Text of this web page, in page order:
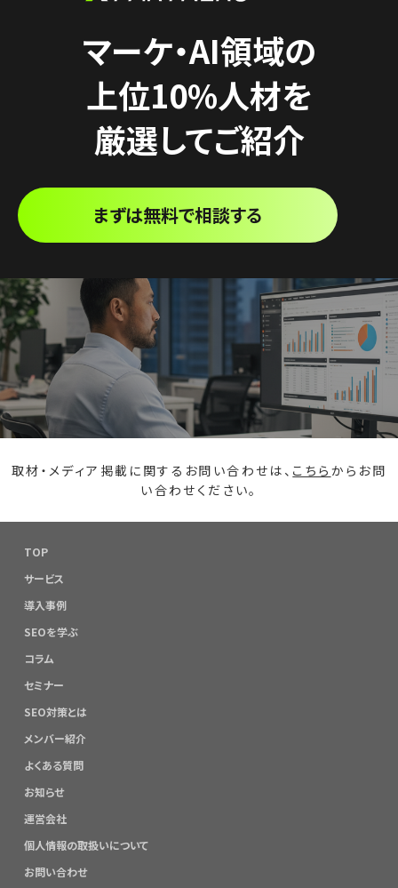
マーケ・AI領域の
上位10%人材を
厳選してご紹介
まずは無料で相談する
取材・メディア掲載に関するお問い合わせは、 こちら からお問
い合わせください。
TOP
サービス
導入事例
SEOを学ぶ
コラム
セミナー
SEO対策とは
メンバー紹介
よくある質問
お知らせ
運営会社
個人情報の取扱いについて
お問い合わせ